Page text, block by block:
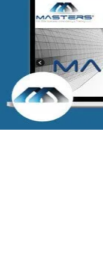
شركة MASTERS للتدريب